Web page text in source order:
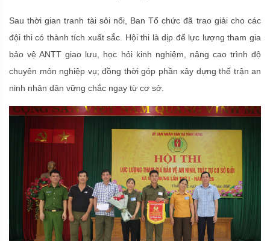
Sau thời gian tranh tài sôi nổi, Ban Tổ chức đã trao giải cho các
đội thi có thành tích xuất sắc. Hội thi là dịp để lực lượng tham gia
bảo vệ ANTT giao lưu, học hỏi kinh nghiệm, nâng cao trình độ
chuyên môn nghiệp vụ; đồng thời góp phần xây dựng thế trận an
ninh nhân dân vững chắc ngay từ cơ sở.